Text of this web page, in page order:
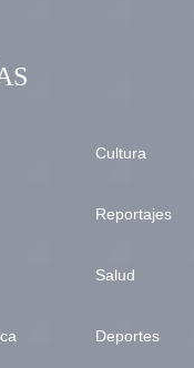
Cultura
Reportajes
Salud
Deportes